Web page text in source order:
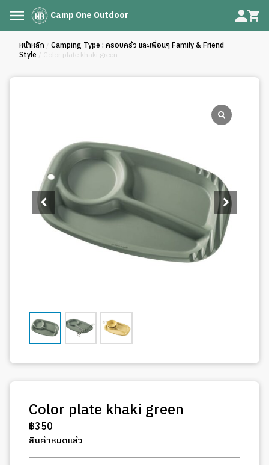
Camp One Outdoor
หน้าหลัก / Camping Type : ครอบคร้ว และเพื่อนๆ Family & Friend
Style / Color plate khaki green
Color plate khaki green
฿350
สินค้าหมดแล้ว